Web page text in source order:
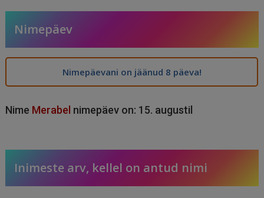
c
e
b
o
k
ai k
dI
n
d
t
te
e
st
e
ra
m
r
a
d
s
Nimepäev
Nimepäevani on jäänud 8 päeva!
Nime Merabel nimepäev on: 15. augustil
Inimeste arv, kellel on antud nimi